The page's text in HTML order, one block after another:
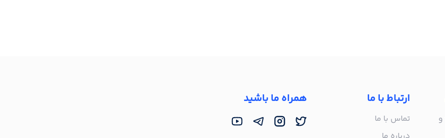
راه‌اندازی روی iOS 16 و
ارتباط با ما
تماس با ما
همراه ما باشید